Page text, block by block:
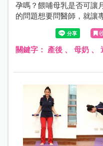
孕嗎？餵哺母乳是否可讓
的問題想要問醫師，就讓
關鍵字： 產後、 母奶、